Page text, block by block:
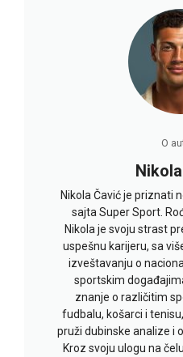
O
Nikola Čavić je priznati
sajta Super Sport.
Nikola je svoju strast
uspešnu karijeru, sa
izveštavanju o
sportskim
znanje o različitim
fudbalu, košarci i
pruži dubinske analize i
Kroz svoju ulogu na